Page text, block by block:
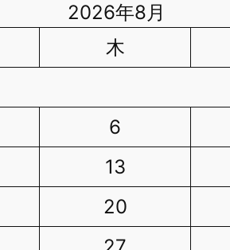
2026年8月
木
6
13
20